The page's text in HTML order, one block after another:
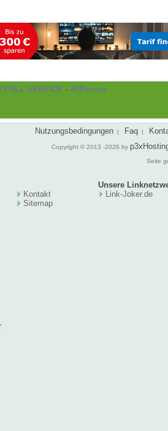
FULL SERVICE - W3Forum
Nutzungsbedingungen | Faq |
Copyright © 2013 -2026 by
Seite
Unsere
Kontakt
Sitemap
Link-Joker.de